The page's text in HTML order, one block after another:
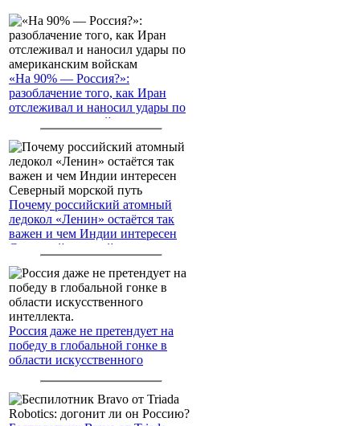
«На 90% — Россия?»:
разоблачение того, как Иран
отслеживал и наносил удары по
американским войскам
Почему российский атомный
ледокол «Ленин» остаётся так
важен и чем Индии интересен
Северный морской путь
Россия даже не претендует на
победу в глобальной гонке в
области искусственного